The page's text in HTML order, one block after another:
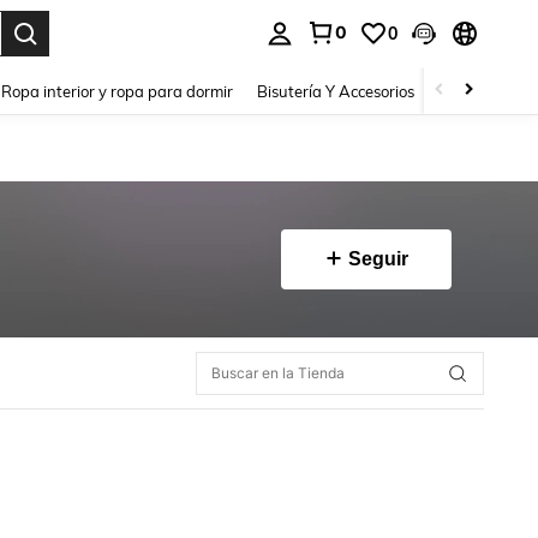
0 0
Ropa interior y ropa para dormir Bisutería Y Accesorios Zapatos
Seguir